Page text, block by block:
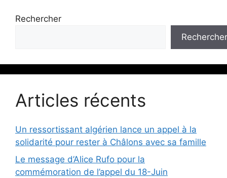
Rechercher
Rechercher
Articles récents
Un ressortissant algérien lance un appel à la
solidarité pour rester à Châlons avec sa famille
Le message d’Alice Rufo pour la
commémoration de l’appel du 18-Juin